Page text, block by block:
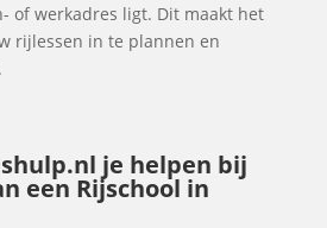
of werkadres ligt. Dit maakt het
rijlessen in te plannen en
je helpen bij
een Rijschool in